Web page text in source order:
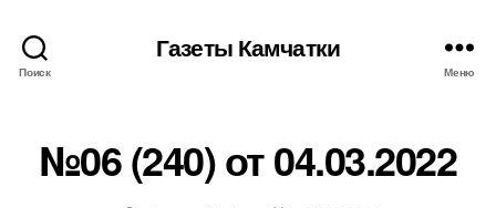
Поиск
Газеты Камчатки
Меню
№06 (240) от 04.03.2022